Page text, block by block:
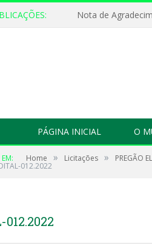
Nota de
PÁGINA INICIAL O
Home » Licitações » PREGÃO
012.2022
012.2022